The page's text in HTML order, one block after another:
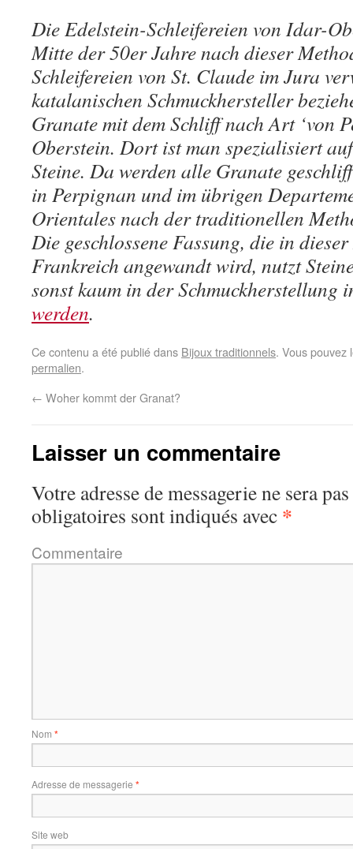
Die Edelstein-Schleifereien von Idar-
Mitte der 50er Jahre nach dieser
Schleifereien von St. Claude im Jura
katalanischen Schmuckhersteller
Granate mit dem Schliff nach Art ‘von
Oberstein. Dort ist man spezialisiert
Steine. Da werden alle Granate
in Perpignan und im übrigen
Orientales nach der traditionellen
Die geschlossene Fassung, die in
Frankreich angewandt wird, nutzt
sonst kaum in der Schmuckherstellung
werden.
Ce contenu a été publié dans Bijoux traditionnels. Vous
permalien.
← Woher kommt der Granat?
Laisser un commentaire
Votre adresse de messagerie ne sera
obligatoires sont indiqués avec *
Commentaire
Nom *
Adresse de messagerie *
Site web